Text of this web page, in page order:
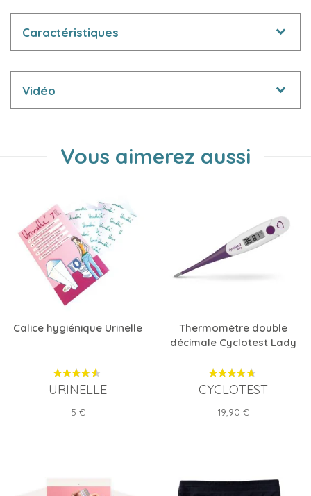
Caractéristiques
Vidéo
Vous aimerez aussi
Calice hygiénique Urinelle
URINELLE
Prix
5 €
Thermomètre double
décimale Cyclotest Lady
CYCLOTEST
Prix
19,90 €